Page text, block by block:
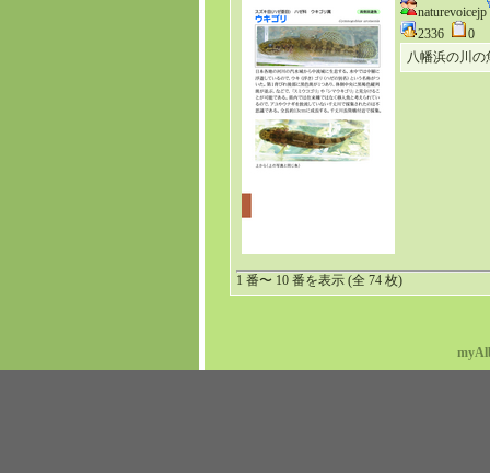
naturevoicejp
2336
0
八幡浜の川
1 番〜 10 番を表示 (全 74 枚)